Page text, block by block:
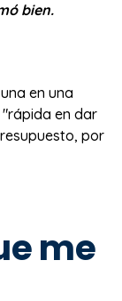
bien.
en una
en dar
por
me